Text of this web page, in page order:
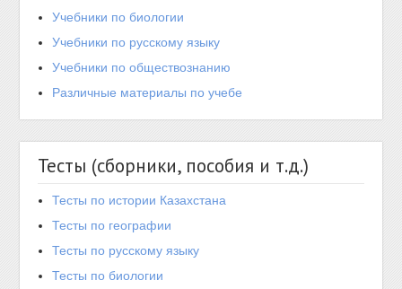
Учебники по биологии
Учебники по русскому языку
Учебники по обществознанию
Различные материалы по учебе
Тесты (сборники, пособия и т.д.)
Тесты по истории Казахстана
Тесты по географии
Тесты по русскому языку
Тесты по биологии